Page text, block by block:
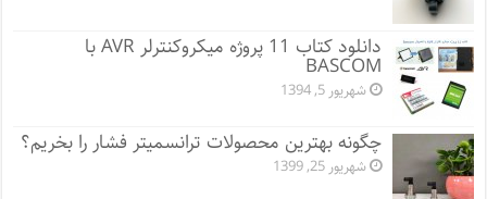
دانلود کتاب 11 پروژه میکروکنترلر AVR با
BASCOM
شهریور 5, 1394
چگونه بهترین محصولات ترانسمیتر فشار را بخریم؟
شهریور 25, 1399